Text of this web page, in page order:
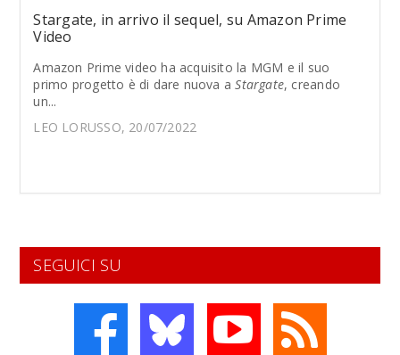
Stargate, in arrivo il sequel, su Amazon Prime
Video
Amazon Prime video ha acquisito la MGM e il suo
primo progetto è di dare nuova aStargate, creando
un...
LEO LORUSSO, 20/07/2022
SEGUICI SU